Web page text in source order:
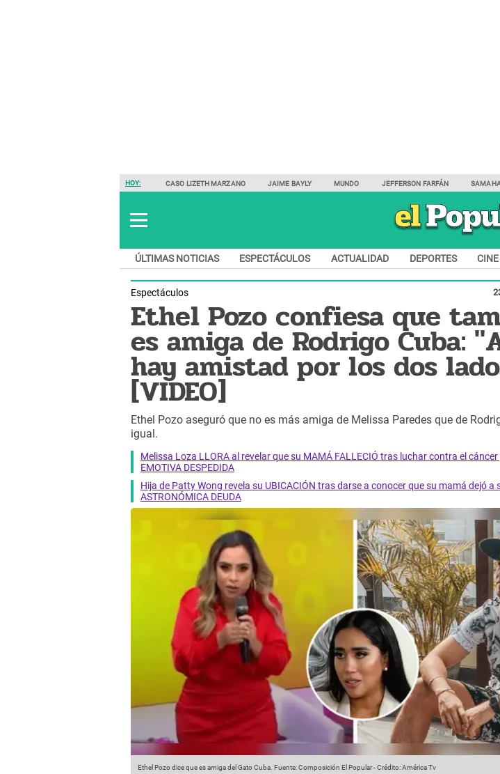
HOY: CASO LIZETH MARZANO JAIME BAYLY MUNDO JEFFERSON FARFÁN
ÚLTIMAS NOTICIAS ESPECTÁCULOS ACTUALIDAD DEPORTES
Espectáculos
Ethel Pozo confiesa que
es amiga de Rodrigo Cuba:
hay amistad por los dos
[VIDEO]
Ethel Pozo aseguró que no es más amiga de Melissa Paredes que de
igual.
Melissa Loza LLORA al revelar que su MAMÁ FALLECIÓ tras luchar contra el cáncer
EMOTIVA DESPEDIDA
Hija de Patty Wong revela su UBICACIÓN tras darse a conocer que su mamá dejó a
ASTRONÓMICA DEUDA
Ethel Pozo dice que es amiga del Gato Cuba. Fuente: Composición El Popular-Crédito: América Tv